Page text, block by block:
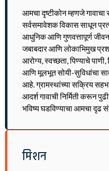
आमचा दृष्टीकोन म्हणजे गावाचा
सर्वसमावेशक विकास साधून
आधुनिक आणि गुणवत्तापूर्ण
जबाबदार आणि लोकाभिमुख
आरोग्य, स्वच्छता, पिण्याचे
आणि मूलभूत सोयी-सुविधांचा
आहे. ग्रामस्थांच्या सक्रिय
आदर्श गावाची निर्मिती करून
भविष्य घडविण्याचा आमचा दृढ
मिशन